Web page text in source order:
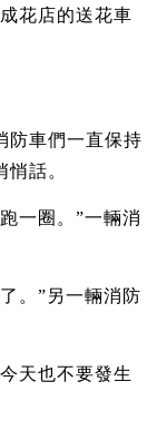
花店的送花車
防車們一直保持
話。
一圈。”一輛消
。”另一輛消防
天也不要發生